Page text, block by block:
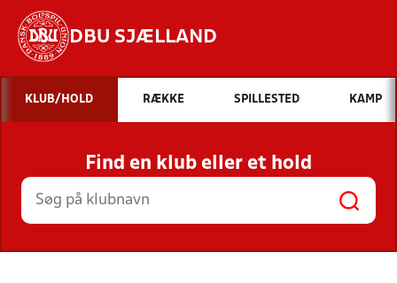
DBU SJÆLLAND
Hvad vil du søge efter?
INDHOLD OG NYHEDER
STILLINGER, RESULTATER, KLUBBER OG
HOLD
KLUB/HOLD RÆKKE SPILLESTED KAMP
Find en klub eller et hold